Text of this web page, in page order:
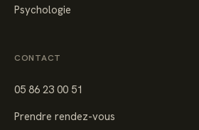
Psychologie
CONTACT
05 86 23 00 51
Prendre rendez-vous